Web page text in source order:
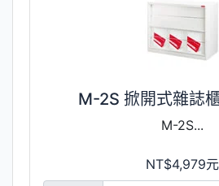
M-2S 掀開式雜誌
M-2S...
NT$4,979元